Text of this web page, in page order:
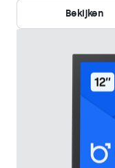
Bekijken